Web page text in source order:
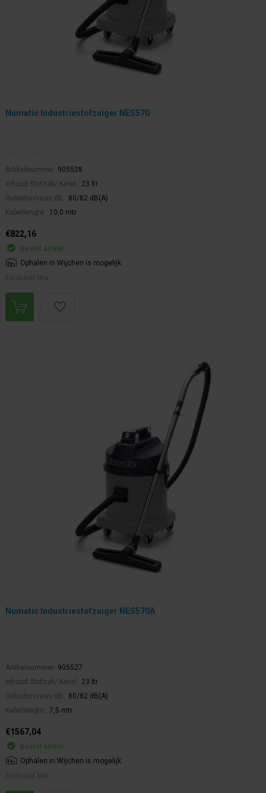
Numatic Industriestofzuiger NES570
Artikelnummer: 905528
Inhoud Stofzak/ Ketel:
23 ltr
Geluidsniveau dB:
80/82 dB(A)
Kabellengte:
10,0 mtr
€822,16
Bestel artikel.
Ophalen in Wijchen is mogelijk.
Exclusief btw.
Numatic Industriestofzuiger NES570A
Artikelnummer: 905527
Inhoud Stofzak/ Ketel:
23 ltr
Geluidsniveau dB:
80/82 dB(A)
Kabellengte:
7,5 mtr
€1567,04
Bestel artikel.
Ophalen in Wijchen is mogelijk.
Exclusief btw.